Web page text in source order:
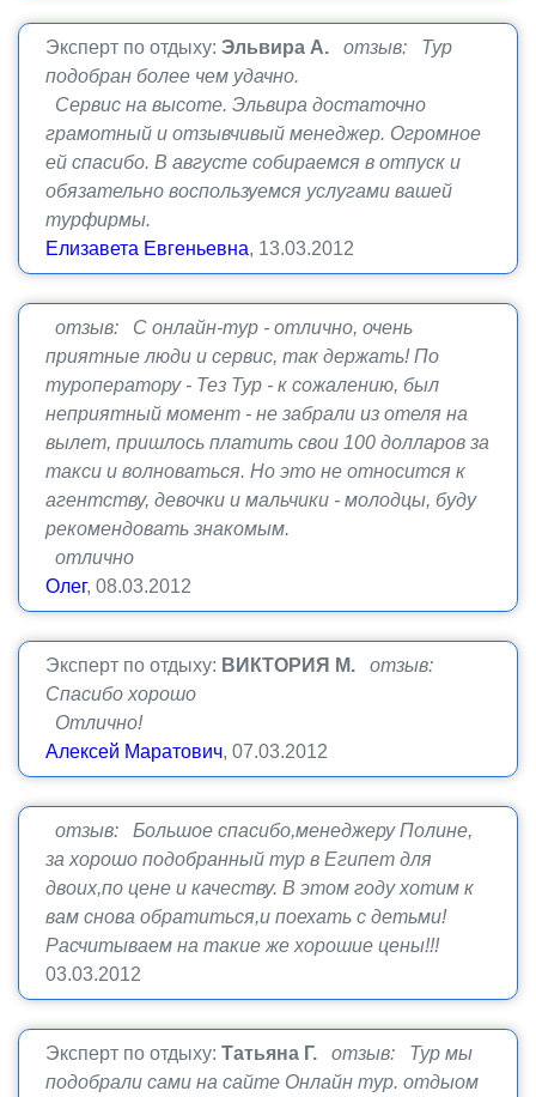
Эксперт по отдыху: Эльвира А.
отзыв: Тур
подобран более чем удачно.
Сервис на высоте. Эльвира достаточно
грамотный и отзывчивый менеджер. Огромное
ей спасибо. В августе собираемся в отпуск и
обязательно воспользуемся услугами вашей
турфирмы.
Елизавета Евгеньевна, 13.03.2012
отзыв: С онлайн-тур - отлично, очень
приятные люди и сервис, так держать! По
туроператору - Тез Тур - к сожалению, был
неприятный момент - не забрали из отеля на
вылет, пришлось платить свои 100 долларов за
такси и волноваться. Но это не относится к
агентству, девочки и мальчики - молодцы, буду
рекомендовать знакомым.
отлично
Олег, 08.03.2012
Эксперт по отдыху: ВИКТОРИЯ М.
отзыв:
Спасибо хорошо
Отлично!
Алексей Маратович, 07.03.2012
отзыв: Большое спасибо,менеджеру Полине,
за хорошо подобранный тур в Египет для
двоих,по цене и качеству. В этом году хотим к
вам снова обратиться,и поехать с детьми!
Расчитываем на такие же хорошие цены!!!
03.03.2012
Эксперт по отдыху: Татьяна Г.
отзыв: Тур мы
подобрали сами на сайте Онлайн тур. отдыом